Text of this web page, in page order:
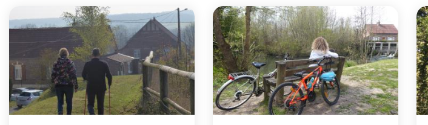
compréhension.
n
c
i
p
a
'
A
r
i
a